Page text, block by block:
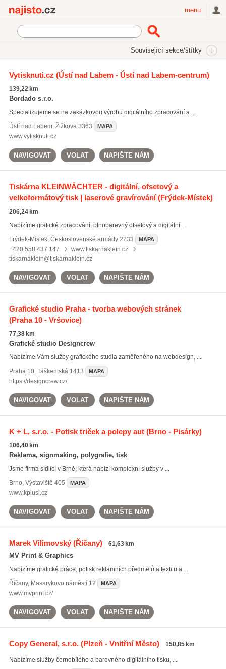
menu
Související sekce/štítky
tisk letáků
tisk letáků(447)
tisk plakátů (303)
Vytisknuti.cz (Ústí nad Labem - Ústí nad Labem-centrum)
139,22 km
Bordado s.r.o.
Specializujeme se na zakázkovou výrobu digitálního zpracování a ...
Ústí nad Labem, Žižkova 3363 MAPA
www.vytisknuti.cz
NAVIGOVAT VOLAT NAPIŠTE NÁM
Tiskárna KLEINWÄCHTER - digitální, ofsetový a
velkoformátový tisk | laserové gravírování(Frýdek-Místek)
206,24 km
Nabízíme grafické zpracování, plnobarevný ofsetový a digitální ...
Frýdek-Místek, Československé armády 2233 MAPA
+420 558 437 147
www.tiskarnaklein.cz
tiskarnaklein@tiskarnaklein.cz
NAVIGOVAT VOLAT NAPIŠTE NÁM
Grafické studio Praha - tvorba webových stránek
(Praha 10 - Vršovice)
77,38 km
Grafické studio Designcrew
Nabízíme Vám služby grafického studia zaměřeného na webdesign, ...
Praha 10, Taškentská 1413 MAPA
https://designcrew.cz/
NAVIGOVAT VOLAT NAPIŠTE NÁM
K + L, s.r.o. - Potisk triček a polepy aut(Brno - Pisárky)
106,40 km
Reklama, signmaking, polygrafie, tisk
Jsme firma sídlící v Brně, která nabízí komplexní služby v ...
Brno, Výstaviště 405 MAPA
www.kplusl.cz
NAVIGOVAT VOLAT NAPIŠTE NÁM
Marek Vilimovský(Říčany) 61,63 km
MV Print & Graphics
Nabízíme grafické práce, potisk reklamních předmětů a textilu a ...
Říčany, Masarykovo náměstí 12 MAPA
www.mvprint.cz/
NAVIGOVAT VOLAT NAPIŠTE NÁM
Copy General, s.r.o.(Plzeň - Vnitřní Město) 150,85 km
Nabízíme služby černobílého a barevného digitálního tisku, ...